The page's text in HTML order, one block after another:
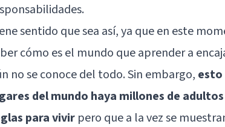
sentido que sea así, ya que en este
cómo es el mundo que aprender a
no se conoce del todo. Sin embargo, esto
del mundo haya millones de
para vivir pero que a la vez se